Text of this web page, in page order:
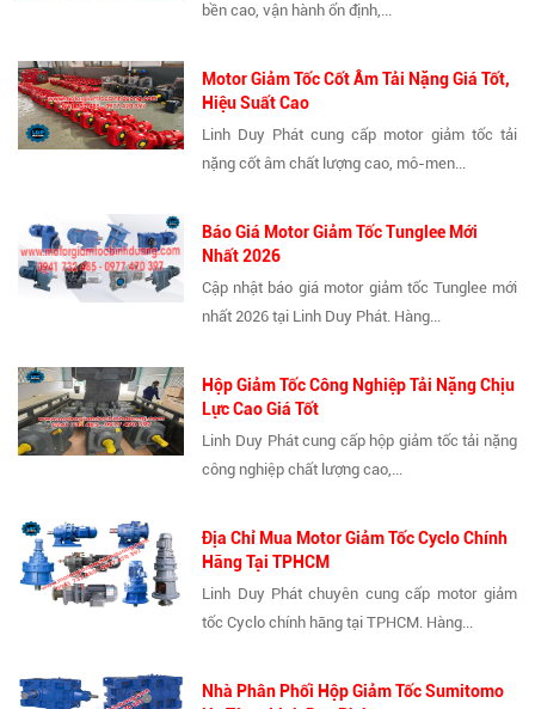
bền cao, vận hành ổn định,...
Motor Giảm Tốc Cốt Âm Tải Nặng Giá Tốt,
Hiệu Suất Cao
Linh Duy Phát cung cấp motor giảm tốc tải
nặng cốt âm chất lượng cao, mô-men...
Báo Giá Motor Giảm Tốc Tunglee Mới
Nhất 2026
Cập nhật báo giá motor giảm tốc Tunglee mới
nhất 2026 tại Linh Duy Phát. Hàng...
Hộp Giảm Tốc Công Nghiệp Tải Nặng Chịu
Lực Cao Giá Tốt
Linh Duy Phát cung cấp hộp giảm tốc tải nặng
công nghiệp chất lượng cao,...
Địa Chỉ Mua Motor Giảm Tốc Cyclo Chính
Hãng Tại TPHCM
Linh Duy Phát chuyên cung cấp motor giảm
tốc Cyclo chính hãng tại TPHCM. Hàng...
Nhà Phân Phối Hộp Giảm Tốc Sumitomo